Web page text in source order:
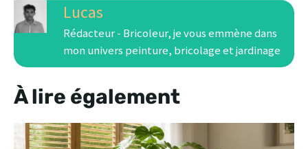
Lucas
Rédacteur - Bricoleur, je vous emmène dans
mon univers peinture, bricolage et jardinage
À lire également